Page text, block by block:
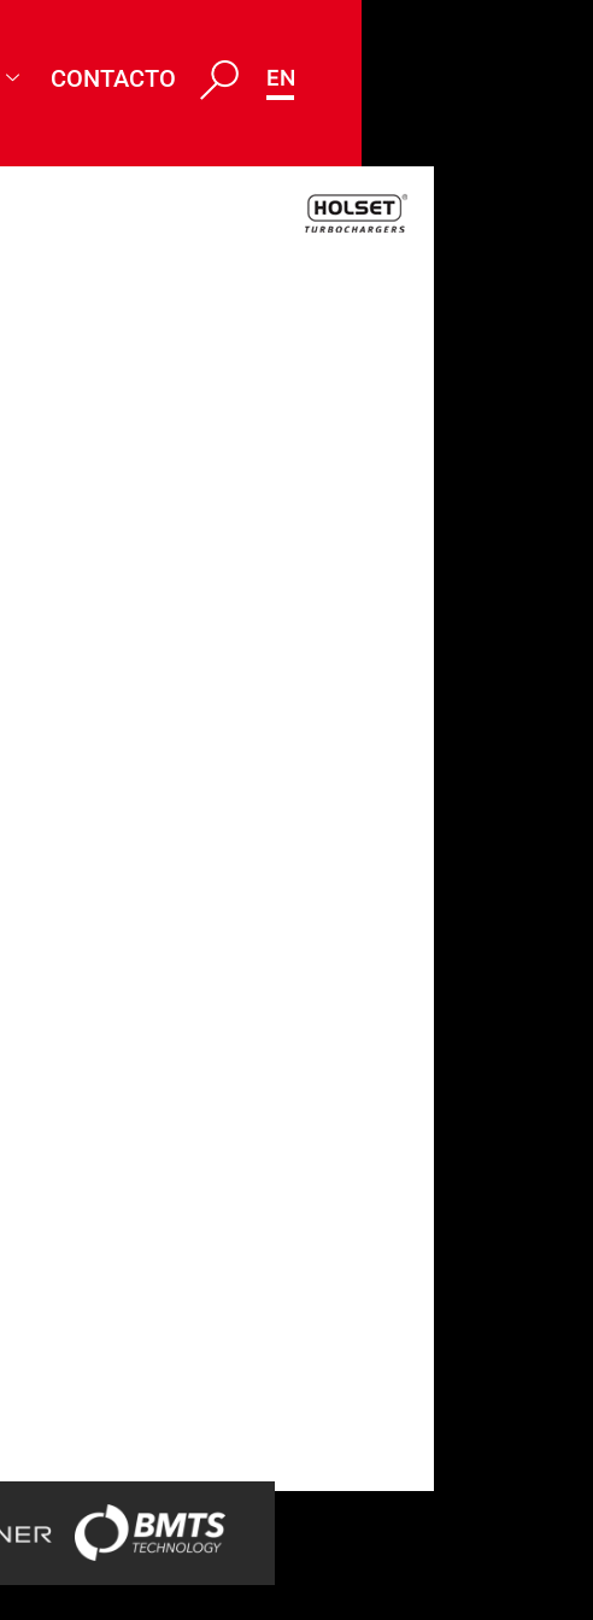
CONTACTO ENG